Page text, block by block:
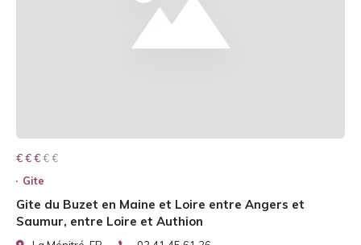
€ € € € €
€ € €
Gite
Gite du Buzet en Maine et Loire entre Angers et
Saumur, entre Loire et Authion